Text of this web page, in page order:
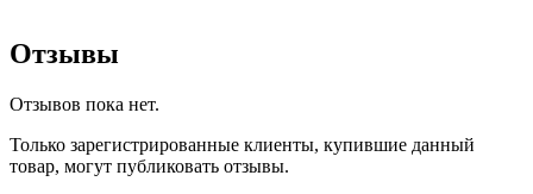
Отзывы
Отзывов пока нет.
Только зарегистрированные клиенты, купившие данный
товар, могут публиковать отзывы.